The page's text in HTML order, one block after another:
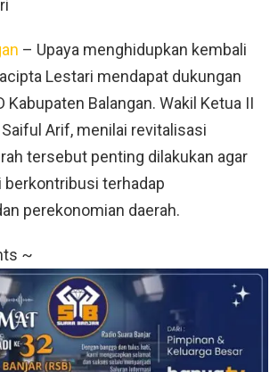
– Upaya menghidupkan kembali
Lestari mendapat dukungan
Kabupaten Balangan. Wakil Ketua II
Saiful Arif, menilai revitalisasi
tersebut penting dilakukan agar
berkontribusi terhadap
perekonomian daerah.
~